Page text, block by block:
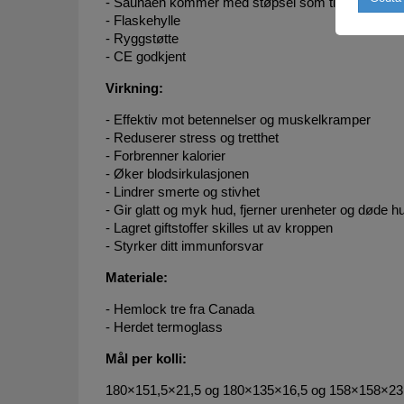
- Flaskehylle
- Ryggstøtte
- CE godkjent
Virkning:
- Effektiv mot betennelser og muskelkramper
- Reduserer stress og tretthet
- Forbrenner kalorier
- Øker blodsirkulasjonen
- Lindrer smerte og stivhet
- Gir glatt og myk hud, fjerner urenheter og døde
- Lagret giftstoffer skilles ut av kroppen
- Styrker ditt immunforsvar
Materiale:
- Hemlock tre fra Canada
- Herdet termoglass
Mål per kolli:
180×151,5×21,5 og 180×135×16,5 og